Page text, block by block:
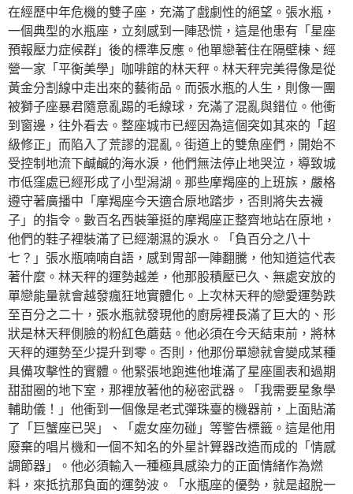
在經歷中年危機的雙子座，充滿了戲劇性的絕望。張水瓶，
一個典型的水瓶座，立刻感到一陣恐慌，這是他患有「星座
預報壓力症候群」後的標準反應。他單戀著住在隔壁棟、經
營一家「平衡美學」咖啡館的林天秤。林天秤完美得像是從
黃金分割線中走出來的藝術品。而張水瓶的人生，則像一團
被獅子座暴君隨意亂踢的毛線球，充滿了混亂與錯位。他衝
到窗邊，往外看去。整座城市已經因為這個突如其來的「超
級修正」而陷入了荒謬的混亂。街道上的雙魚座們，開始不
受控制地流下鹹鹹的海水淚，他們無法停止地哭泣，導致城
市低窪處已經形成了小型潟湖。那些摩羯座的上班族，嚴格
遵守著廣播中「摩羯座今天適合原地踏步，否則將失去襪
子」的指令。數百名西裝筆挺的摩羯座正整齊地站在原地，
他們的鞋子裡裝滿了已經潮濕的淚水。「負百分之八十
七？」張水瓶喃喃自語，感到胃部一陣翻騰，他知道這代表
著什麼。林天秤的運勢越差，他那股積壓已久、無處安放的
單戀能量就會越發瘋狂地實體化。上次林天秤的戀愛運勢跌
至百分之二十，張水瓶就發現他的廚房裡長滿了巨大的、形
狀是林天秤側臉的粉紅色蘑菇。他必須在今天結束前，將林
天秤的運勢至少提升到零。否則，他那份單戀就會變成某種
具備攻擊性的實體。他緊張地跑進他堆滿了星座圖表和過期
甜甜圈的地下室，那裡放著他的秘密武器。「我需要星象學
輔助儀！」他衝到一個像是老式彈珠臺的機器前，上面貼滿
了「巨蟹座已哭」、「處女座勿碰」等警告標籤。這是他用
廢棄的唱片機和一個不知名的外星計算器改造而成的「情感
調節器」。他必須輸入一種極具感染力的正面情緒作為燃
料，來抵抗那負面的運勢波。「水瓶座的優勢，就是超脫一